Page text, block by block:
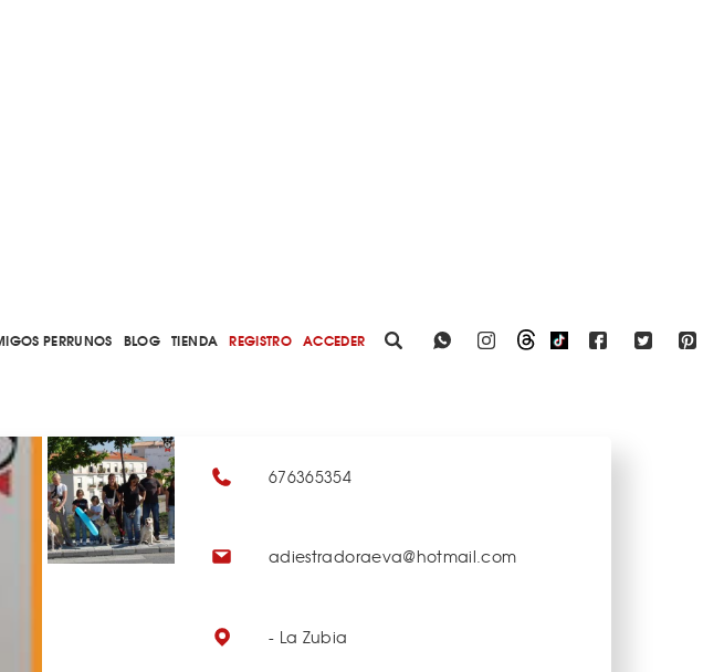
PERRUNOS BLOG TIENDA REGISTRO ACCEDER
676365354
adiestradoraeva@hotmail.com
- La Zubia